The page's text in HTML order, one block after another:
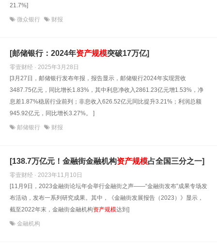
21.7%]
微众银行 财报
[邮储银行：2024年资产规模突破17万亿]
零壹财经 · 2025年3月28日
[3月27日，邮储银行发布年报，报告显示，邮储银行2024年实现营收
3487.75亿元，同比增长1.83%，其中利息净收入2861.23亿元增1.53%，净
息差1.87%稳居行业前列；非息收入626.52亿元同比提升3.21%；利润总额
945.92亿元，同比增长3.27%。 ]
邮储银行 财报
[138.7万亿元！金融街金融机构资产规模占全国三分之一]
零壹财经 · 2023年11月10日
[11月9日，2023金融街论坛年会举行金融街之声——“金融街发布”成果专场发
布活动，发布一系列研究成果。其中，《金融街发展报告（2023）》显示，
截至2022年末，金融街金融机构资产规模达到]
金融机构